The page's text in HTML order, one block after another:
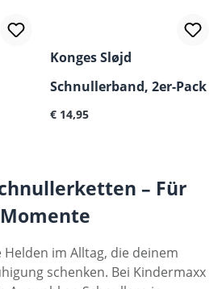
von 4.75 von 5 Sternen
Konges Sløjd
Schnullerband, 2er-Pack
Regulärer Preis:
€ 14,95
– Für
im Alltag, die deinem
schenken. Bei Kindermaxx